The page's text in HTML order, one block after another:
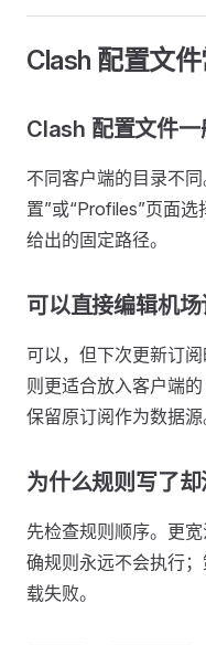
Clash 配置文
Clash 配置文件一
不同客户端的目录不
置”或“Profiles”页面
给出的固定路径。
可以直接编辑机场
可以，但下次更新订
则更适合放入客户端
保留原订阅作为数据源
为什么规则写了却
先检查规则顺序。更
确规则永远不会执行
载失败。